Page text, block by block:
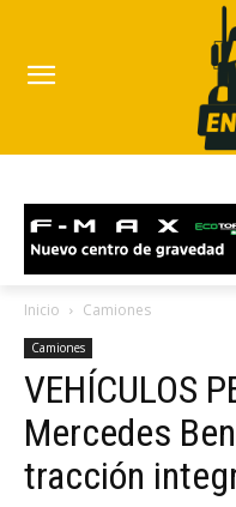
Inicio Camiones
Camiones
VEHÍCULOS
Mercedes
tracción